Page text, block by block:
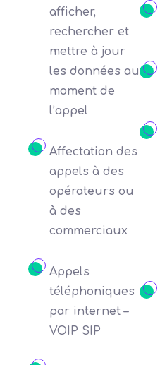
afficher,
rechercher et
mettre à jour
les données au
moment de
l’appel
Affectation des
appels à des
opérateurs ou
à des
commerciaux
Appels
téléphoniques
par internet –
VOIP SIP